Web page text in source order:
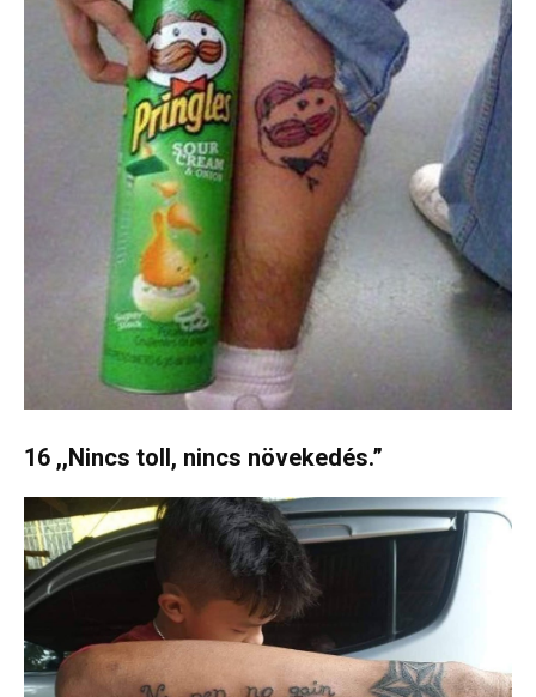
16 ,,Nincs toll, nincs növekedés.”